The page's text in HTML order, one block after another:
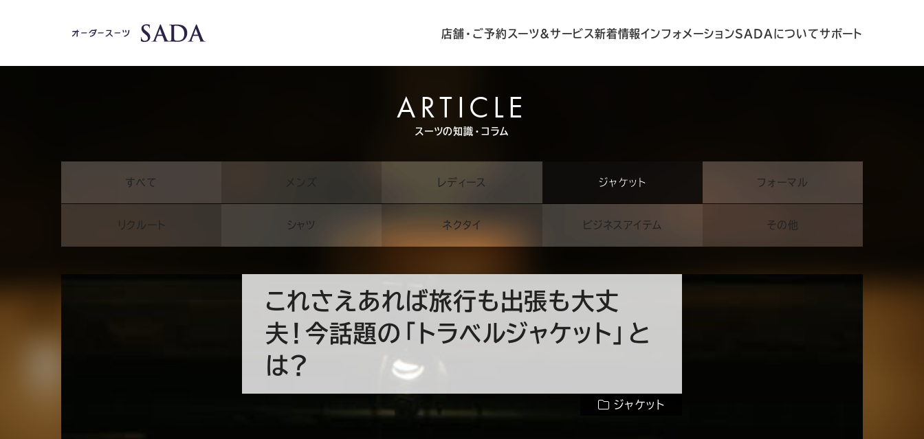
店舗・ご予約 スーツ&サービス新着情報インフォメーションSADAについてサポート
ARTICLE
スーツの知識・コラム
テ
すべて レディース ジャケット フォーマル
リクルート シャツ ネクタイ ビジネスアイテム その他
これさえあれば旅行も出張も大丈
夫！今話題の「トラベルジャケット」と
は？
ジャケット